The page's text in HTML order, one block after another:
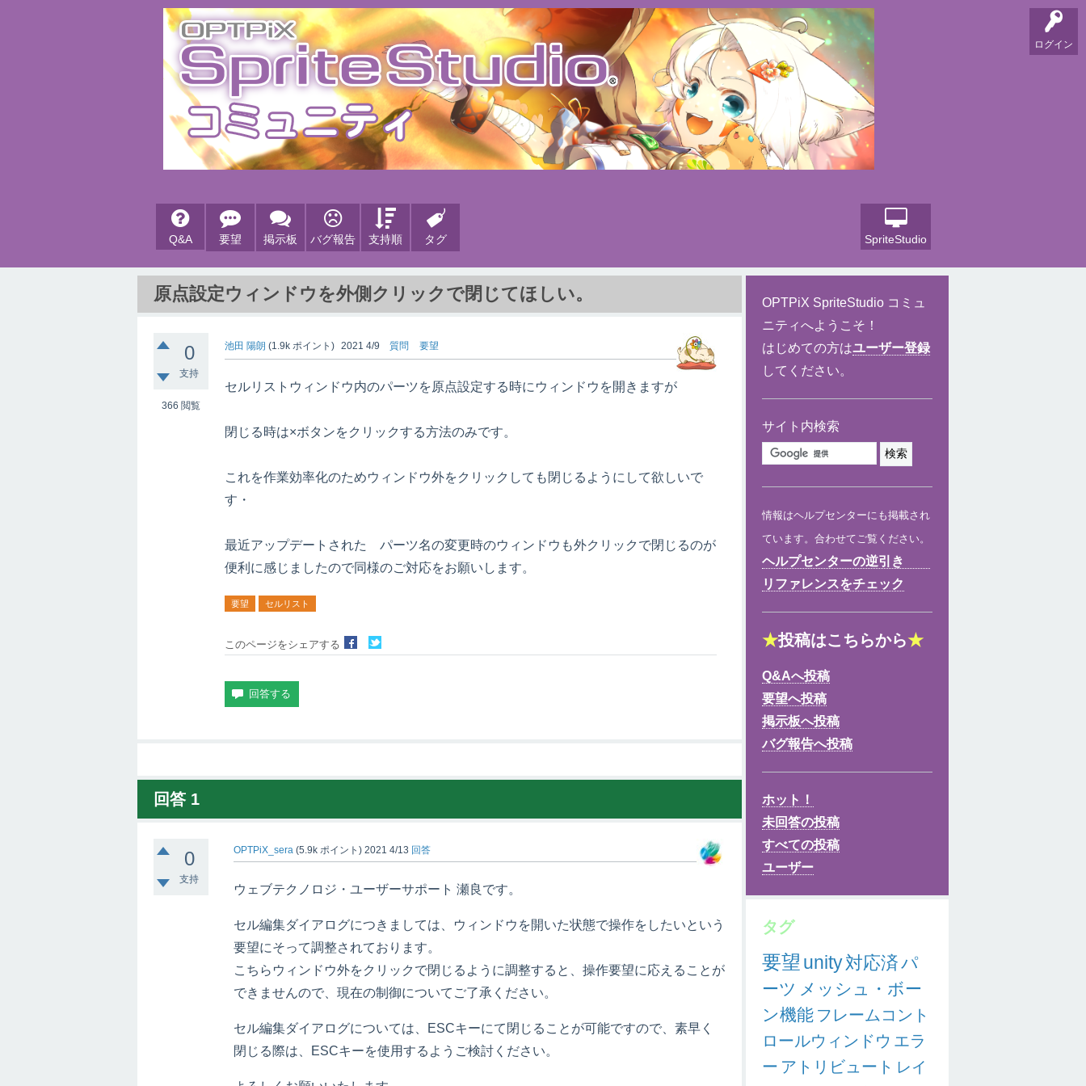
ログイン
Q&A 要望 掲示板 バグ報告 支持順 タグ SpriteStudio
原点設定ウィンドウを外側クリックで閉じてほしい。
0
支持
366 閲覧
池田 陽朗 (1.9k ポイント) 2021 4/9 質問 要望
セルリストウィンドウ内のパーツを原点設定する時にウィンドウを開きますが
閉じる時は×ボタンをクリックする方法のみです。
これを作業効率化のためウィンドウ外をクリックしても閉じるようにして欲しいで
す・
最近アップデートされた パーツ名の変更時のウィンドウも外クリックで閉じるのが
便利に感じましたので同様のご対応をお願いします。
要望 セルリスト
このページをシェアする
回答 1
0
支持
OPTPiX_sera (5.9k ポイント) 2021 4/13 回答
ウェブテクノロジ・ユーザーサポート 瀬良です。
セル編集ダイアログにつきましては、ウィンドウを開いた状態で操作をしたいという
要望にそって調整されております。
こちらウィンドウ外をクリックで閉じるように調整すると、操作要望に応えることが
できませんので、現在の制御についてご了承ください。
セル編集ダイアログについては、ESCキーにて閉じることが可能ですので、素早く
閉じる際は、ESCキーを使用するようご検討ください。
OPTPiX SpriteStudio コミュ
ニティへようこそ！
はじめての方はユーザー登録
してください。
サイト内検索
情報はヘルプセンターにも掲載され
ています。合わせてご覧ください。
ヘルプセンターの逆引き
リファレンスをチェック
★投稿はこちらから★
Q&Aへ投稿
要望へ投稿
掲示板へ投稿
バグ報告へ投稿
ホット！
未回答の投稿
すべての投稿
ユーザー
タグ
要望 unity対応済パ
ーツ メッシュ・ボー
ン機能 フレームコント
ロールウィンドウ エラ
ー アトリビュート レイ